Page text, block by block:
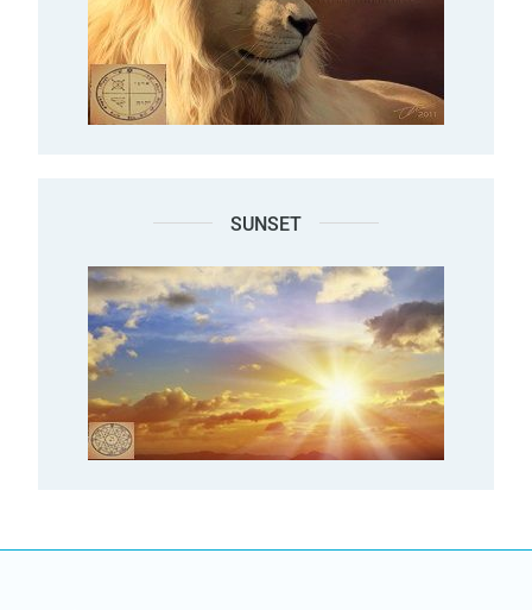
SUNSET